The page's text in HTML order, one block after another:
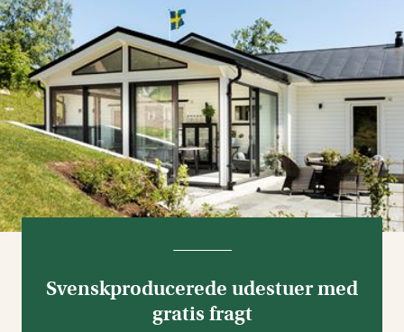
Svenskproducerede udestuer med
gratis fragt